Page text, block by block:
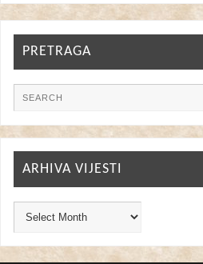
PRETRAGA
ARHIVA VIJESTI